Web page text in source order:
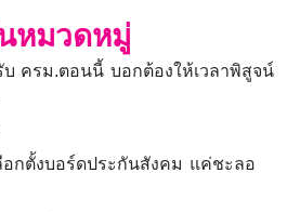
หมวดหมู่
บ ครม.ตอนนี้ บอกต้องให้เวลาพิสูจน์
อกตั้งบอร์ดประกันสังคม แค่ชะลอ